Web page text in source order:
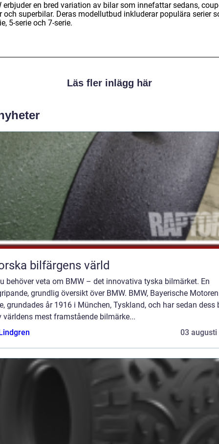
erbjuder en bred variation av bilar som innefattar sedans,
och superbilar. Deras modellutbud inkluderar populära serier
5-serie och 7-serie.
Läs fler inlägg här
bilfärgens värld
behöver veta om BMW – det innovativa tyska bilmärket. En
grundlig översikt över BMW. BMW, Bayerische Motoren
grundades år 1916 i München, Tyskland, och har sedan dess
världens mest framstående bilmärke...
03 augusti